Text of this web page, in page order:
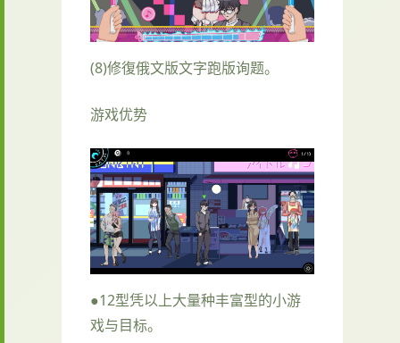
(8)修復俄文版文字跑版询题。
游戏优势
●12型凭以上大量种丰富型的小游
戏与目标。